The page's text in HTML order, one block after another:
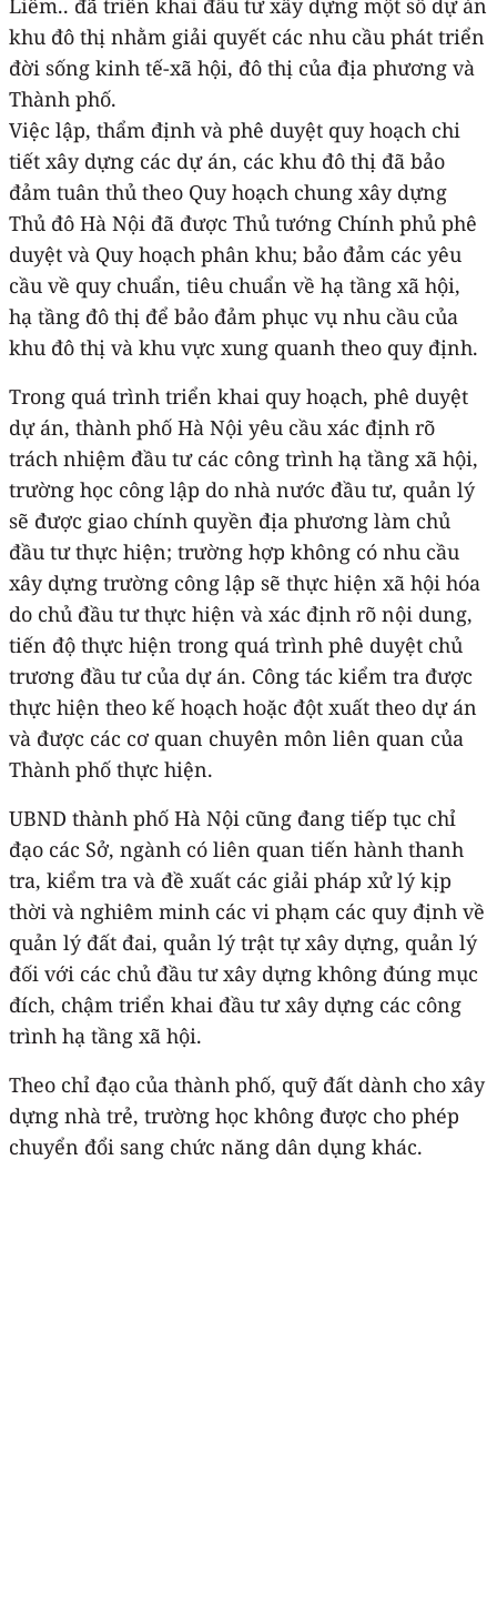
khu đô thị nhằm giải quyết các nhu cầu phát triển
đời sống kinh tế-xã hội, đô thị của địa phương và
Thành phố.
Việc lập, thẩm định và phê duyệt quy hoạch chi
tiết xây dựng các dự án, các khu đô thị đã bảo
đảm tuân thủ theo Quy hoạch chung xây dựng
Thủ đô Hà Nội đã được Thủ tướng Chính phủ phê
duyệt và Quy hoạch phân khu; bảo đảm các yêu
cầu về quy chuẩn, tiêu chuẩn về hạ tầng xã hội,
hạ tầng đô thị để bảo đảm phục vụ nhu cầu của
khu đô thị và khu vực xung quanh theo quy định.
Trong quá trình triển khai quy hoạch, phê duyệt
dự án, thành phố Hà Nội yêu cầu xác định rõ
trách nhiệm đầu tư các công trình hạ tầng xã hội,
trường học công lập do nhà nước đầu tư, quản lý
sẽ được giao chính quyền địa phương làm chủ
đầu tư thực hiện; trường hợp không có nhu cầu
xây dựng trường công lập sẽ thực hiện xã hội hóa
do chủ đầu tư thực hiện và xác định rõ nội dung,
tiến độ thực hiện trong quá trình phê duyệt chủ
trương đầu tư của dự án. Công tác kiểm tra được
thực hiện theo kế hoạch hoặc đột xuất theo dự án
và được các cơ quan chuyên môn liên quan của
Thành phố thực hiện.
UBND thành phố Hà Nội cũng đang tiếp tục chỉ
đạo các Sở, ngành có liên quan tiến hành thanh
tra, kiểm tra và đề xuất các giải pháp xử lý kịp
thời và nghiêm minh các vi phạm các quy định về
quản lý đất đai, quản lý trật tự xây dựng, quản lý
đối với các chủ đầu tư xây dựng không đúng mục
đích, chậm triển khai đầu tư xây dựng các công
trình hạ tầng xã hội.
Theo chỉ đạo của thành phố, quỹ đất dành cho xây
dựng nhà trẻ, trường học không được cho phép
chuyển đổi sang chức năng dân dụng khác.